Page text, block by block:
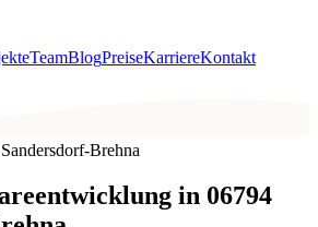
TeamBlogPreiseKarriereKontakt
Brehna
in 06794